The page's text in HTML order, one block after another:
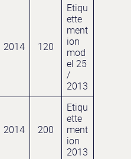
2014 120
Etiqu
ette
ment
ion
mod
el 25
/
2013
2014 200
Etiqu
ette
ment
ion
2013